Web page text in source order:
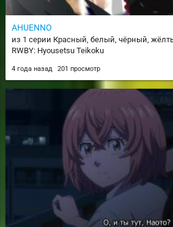
AHUENNO
из 1 серии Красный, белый, чёрный,
RWBY: Hyousetsu Teikoku
4 года назад 201 просмотр